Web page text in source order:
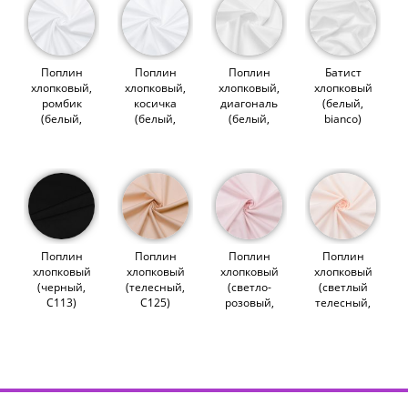
Поплин
хлопковый,
ромбик
(белый,
Поплин
хлопковый,
косичка
(белый,
Поплин
хлопковый,
диагональ
(белый,
Батист
хлопковый
(белый,
bianco)
Поплин
хлопковый
(черный,
С113)
Поплин
хлопковый
(телесный,
С125)
Поплин
хлопковый
(светло-
розовый,
Поплин
хлопковый
(светлый
телесный,